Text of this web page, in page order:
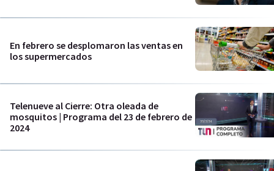
En febrero se desplomaron las ventas en
los supermercados
Telenueve al Cierre: Otra oleada de
mosquitos | Programa del 23 de febrero de
2024